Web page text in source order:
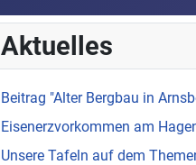
Aktuelles
Beitrag "Alter Bergbau in
Eisenerzvorkommen am
Unsere Tafeln auf dem